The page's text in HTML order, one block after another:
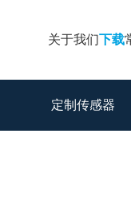
关于我们下载
定制传感器